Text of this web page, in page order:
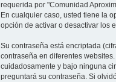
requerida por "Comunidad
En cualquier caso, usted tiene la
opción de activar o desactivar los
Su contraseña está encriptada
contraseña en diferentes
cuidadosamente y bajo ninguna
preguntará su contraseña. Si